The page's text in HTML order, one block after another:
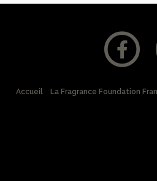
Accueil La Fragrance Foundation